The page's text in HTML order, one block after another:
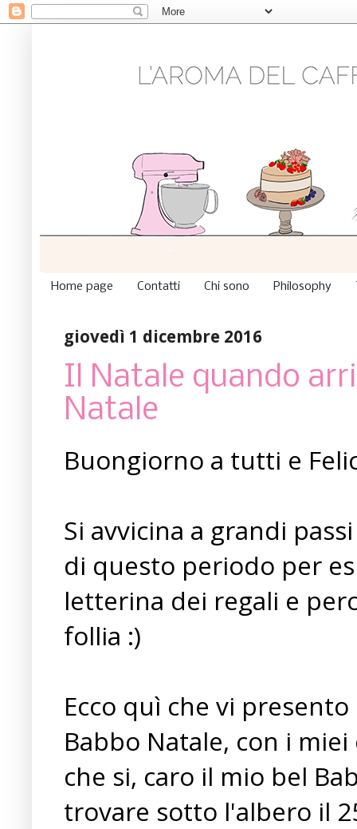
Home page Contatti Chi sono Philosophy
giovedì 1 dicembre 2016
Il Natale quando
Natale
Buongiorno a tutti e
Si avvicina a grandi
di questo periodo per
letterina dei regali e
follia :)
Ecco quì che vi
Babbo Natale, con i
che si, caro il mio bel
trovare sotto l'albero il